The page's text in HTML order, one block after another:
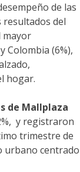
de las
resultados del
mayor
Colombia (6%),
hogar.
de Mallplaza
y registraron
trimestre de
urbano centrado